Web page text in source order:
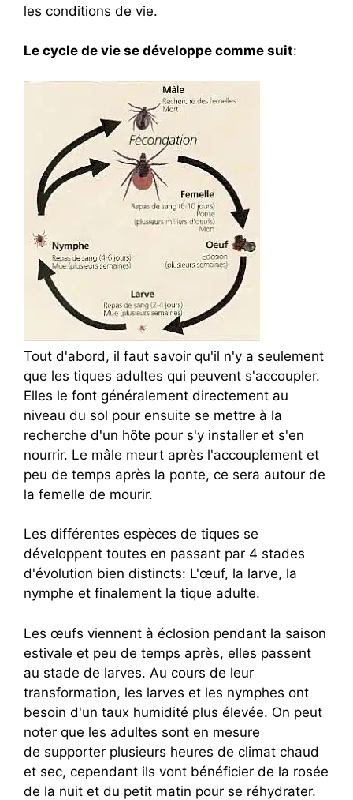
les conditions de vie.
Le cycle de vie se développe comme suit:
Tout d'abord, il faut savoir qu'il n'y a seulement
que les tiques adultes qui peuvent s'accoupler.
Elles le font généralement directement au
niveau du sol pour ensuite se mettre à la
recherche d'un hôte pour s'y installer et s'en
nourrir. Le mâle meurt après l'accouplement et
peu de temps après la ponte, ce sera autour de
la femelle de mourir.
Les différentes espèces de tiques se
développent toutes en passant par 4 stades
d'évolution bien distincts: L'œuf, la larve, la
nymphe et finalement la tique adulte.
Les œufs viennent à éclosion pendant la saison
estivale et peu de temps après, elles passent
au stade de larves. Au cours de leur
transformation, les larves et les nymphes ont
besoin d'un taux humidité plus élevée. On peut
noter que les adultes sont en mesure
de supporter plusieurs heures de climat chaud
et sec, cependant ils vont bénéficier de la rosée
de la nuit et du petit matin pour se réhydrater.